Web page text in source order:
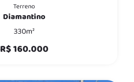
Terreno
Diamantino
330m²
R$ 160.000